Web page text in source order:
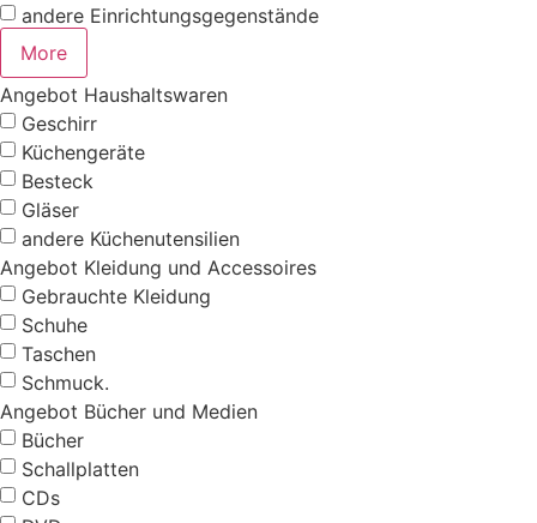
andere Einrichtungsgegenstände
More
Angebot Haushaltswaren
Geschirr
Küchengeräte
Besteck
Gläser
andere Küchenutensilien
Angebot Kleidung und Accessoires
Gebrauchte Kleidung
Schuhe
Taschen
Schmuck.
Angebot Bücher und Medien
Bücher
Schallplatten
CDs